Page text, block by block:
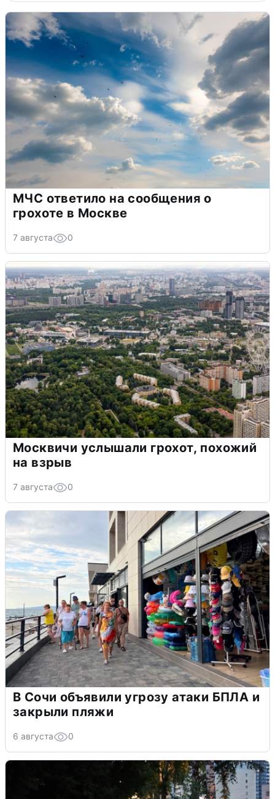
МЧС ответило на сообщения о
грохоте в Москве
7 августа 0
Москвичи услышали грохот, похожий
на взрыв
7 августа 0
В Сочи объявили угрозу атаки БПЛА и
закрыли пляжи
6 августа 0